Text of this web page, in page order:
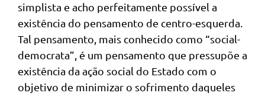
simplista e acho perfeitamente possível a
existência do pensamento de centro-esquerda.
Tal pensamento, mais conhecido como “social-
democrata”, é um pensamento que pressupõe a
existência da ação social do Estado com o
objetivo de minimizar o sofrimento daqueles